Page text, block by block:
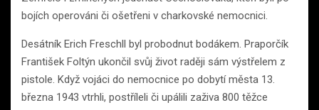
bojích operováni či ošetřeni v charkovské nemocnici.
Desátník Erich Freschll byl probodnut bodákem. Praporčík
František Foltýn ukončil svůj život raději sám výstřelem z
pistole. Když vojáci do nemocnice po dobytí města 13.
března 1943 vtrhli, postříleli či upálili zaživa 800 těžce